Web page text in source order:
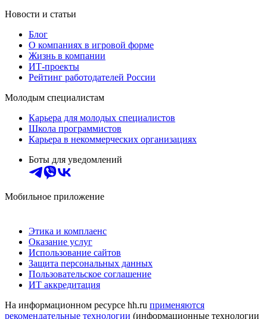
Новости и статьи
Блог
О компаниях в игровой форме
Жизнь в компании
ИТ-проекты
Рейтинг работодателей России
Молодым специалистам
Карьера для молодых специалистов
Школа программистов
Карьера в некоммерческих организациях
Боты для уведомлений
Мобильное приложение
Этика и комплаенс
Оказание услуг
Использование сайтов
Защита персональных данных
Пользовательское соглашение
ИТ аккредитация
На информационном ресурсе hh.ru применяются
рекомендательные технологии (информационные технологии